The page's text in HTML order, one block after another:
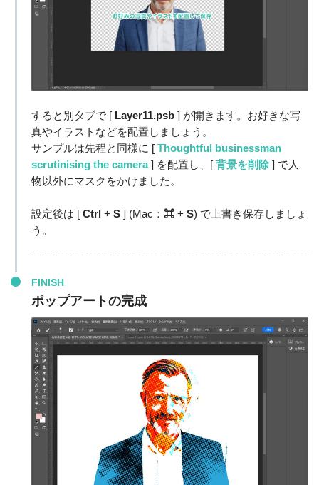
すると別タブで [ Layer11.psb] が開きます。お好きな写
真やイラストなどを配置しましょう。
サンプルは先程と同様に [ Thoughtful businessman
scrutinising the camera] を配置し、[ 背景を削除] で人
物以外にマスクをかけました。
設定後は [ Ctrl + S] (Mac： ⌘+ S) で上書き保存しましょ
う。
FINISH
ポップアートの完成